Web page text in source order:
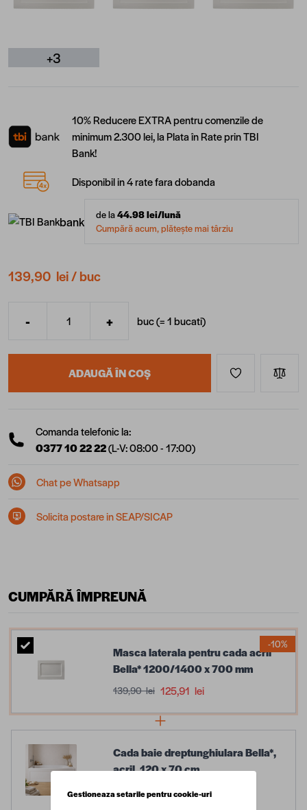
+3
10% Reducere EXTRA pentru comenzile de
minimum 2.300 lei, la Plata în Rate prin TBI
Bank!
Disponibil in 4 rate fara dobanda
bank de la44.98lei/lună
Cumpără acum, plătește mai târziu
139,90 lei/ buc
Cantitate
- + buc (=1bucati)
ADAUGĂ ÎN COȘ
Comanda telefonic la:
0377 10 22 22(L-V: 08:00 - 17:00)
Chat pe Whatsapp
Solicita postare in SEAP/SICAP
CUMPĂRĂ ÎMPREUNĂ
Masca laterala pentru cada acril
Bella* 1200/1400 x 700 mm
139,90 lei 125,91 lei
-10%
Cada baie dreptunghiulara Bella*,
acril, 120 x 70 cm
Gestioneaza setarile pentru cookie-uri